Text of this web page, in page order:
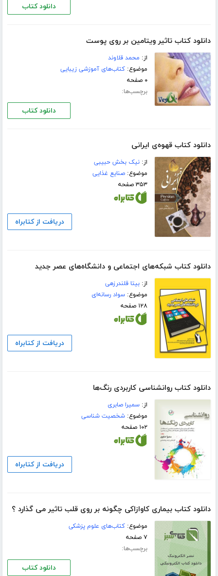
دانلود کتاب
دانلود کتاب تاثیر ویتامین بر روی پوست
از: محمد قلاوند
موضوع:کتاب‌های آموزشی زیبایی
۰ صفحه
برچسب‌ها:
دانلود کتاب
دانلود کتاب قهوه‌ی ایرانی
از:نیک بخش حبیبی
موضوع:صنایع غذایی
۳۵۳ صفحه
دریافت از کتابراه
دانلود کتاب شبکه‌های اجتماعی و دانشگاه‌های عصر جدید
از:بیتا قلندرزهی
موضوع:سواد رسانه‌ای
۱۲۸ صفحه
دریافت از کتابراه
دانلود کتاب روانشناسی کاربردی رنگ‌ها
از:سمیرا صابری
موضوع:شخصیت شناسی
۱۰۲ صفحه
دریافت از کتابراه
دانلود کتاب بیماری كاوازاكی چگونه بر روی قلب تاثیر می گذارد ؟
موضوع:کتاب‌های علوم پزشکی
۷ صفحه
برچسب‌ها:
دانلود کتاب